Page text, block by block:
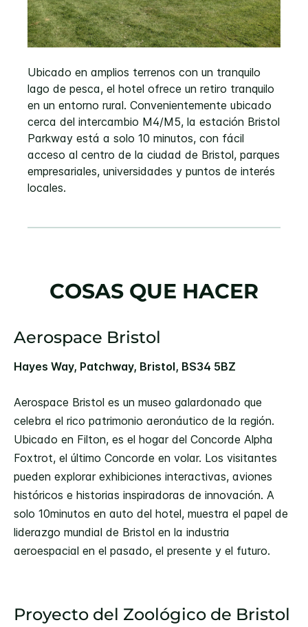
Ubicado en amplios terrenos con un tranquilo
lago de pesca, el hotel ofrece un retiro tranquilo
en un entorno rural. Convenientemente ubicado
cerca del intercambio M4/M5, la estación Bristol
Parkway está a solo 10 minutos, con fácil
acceso al centro de la ciudad de Bristol, parques
empresariales, universidades y puntos de interés
locales.
COSAS QUE HACER
Aerospace Bristol
Hayes Way, Patchway, Bristol, BS34 5BZ
Aerospace Bristol es un museo galardonado que
celebra el rico patrimonio aeronáutico de la región.
Ubicado en Filton, es el hogar del Concorde Alpha
Foxtrot, el último Concorde en volar. Los visitantes
pueden explorar exhibiciones interactivas, aviones
históricos e historias inspiradoras de innovación. A
solo 10minutos en auto del hotel, muestra el papel de
liderazgo mundial de Bristol en la industria
aeroespacial en el pasado, el presente y el futuro.
Proyecto del Zoológico de Bristol